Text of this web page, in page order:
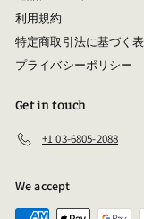
利用規約
特定商取引法に基づく
プライバシーポリシー
Get in touch
+1 03-6805-2088
We accept